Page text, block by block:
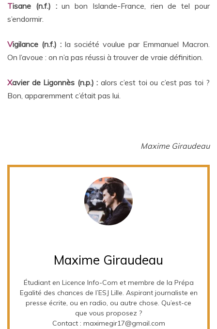
Tisane (n.f.) :un bon Islande-France, rien de tel pour
s’endormir.
Vigilance (n.f.) : la société voulue par Emmanuel Macron.
On l’avoue : on n’a pas réussi à trouver de vraie définition.
Xavier de Ligonnès (n.p.) : alors c’est toi ou c’est pas toi ?
Bon, apparemment c’était pas lui.
Maxime Giraudeau
Maxime Giraudeau
Étudiant en Licence Info-Com et membre de la Prépa
Egalité des chances de l’ESJ Lille. Aspirant journaliste en
presse écrite, ou en radio, ou autre chose. Qu’est-ce
que vous proposez ?
Contact : maximegir17@gmail.com